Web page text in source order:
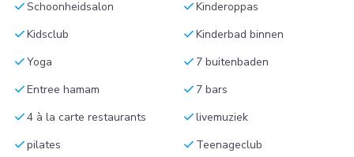
checkSchoonheidsalon checkKinderoppas
checkKidsclub checkKinderbad binnen
checkYoga check 7 buitenbaden
checkEntree hamam check 7 bars
check4 à la carte restaurants checklivemuziek
checkpilates check Teenageclub